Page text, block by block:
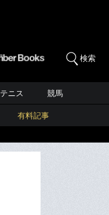
検索
テニス 競馬
有料記事